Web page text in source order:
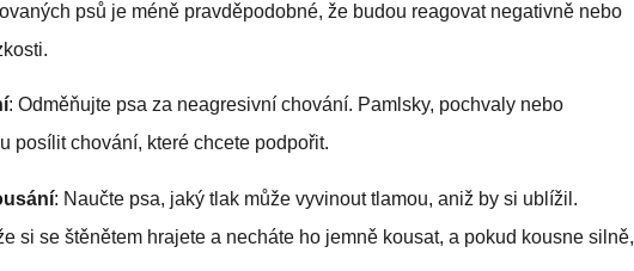
psů je méně pravděpodobné, že budou reagovat negativně nebo
: Odměňujte psa za neagresivní chování. Pamlsky, pochvaly nebo
posílit chování, které chcete podpořit.
: Naučte psa, jaký tlak může vyvinout tlamou, aniž by si ublížil.
si se štěnětem hrajete a necháte ho jemně kousat, a pokud kousne silně,